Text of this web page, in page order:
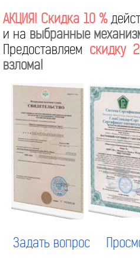
АКЦИЯ! Скидка 10 %
и на выбранные
Предоставляем скидку
взлома!
Задать вопрос